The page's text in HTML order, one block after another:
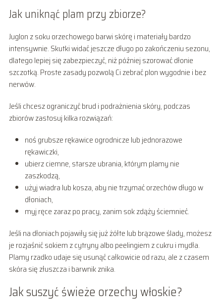
Jak uniknąć plam przy zbiorze?
Juglon z soku orzechowego barwi skórę i materiały bardzo
intensywnie. Skutki widać jeszcze długo po zakończeniu sezonu,
dlatego lepiej się zabezpieczyć, niż później szorować dłonie
szczotką. Proste zasady pozwolą Ci zebrać plon wygodnie i bez
nerwów.
Jeśli chcesz ograniczyć brud i podrażnienia skóry, podczas
zbiorów zastosuj kilka rozwiązań:
noś grubsze rękawice ogrodnicze lub jednorazowe
rękawiczki,
ubierz ciemne, starsze ubrania, którym plamy nie
zaszkodzą,
użyj wiadra lub kosza, aby nie trzymać orzechów długo w
dłoniach,
myj ręce zaraz po pracy, zanim sok zdąży ściemnieć.
Jeśli na dłoniach pojawiły się już żółte lub brązowe ślady, możesz
je rozjaśnić sokiem z cytryny albo peelingiem z cukru i mydła.
Plamy rzadko udaje się usunąć całkowicie od razu, ale z czasem
skóra się złuszcza i barwnik znika.
Jak suszyć świeże orzechy włoskie?